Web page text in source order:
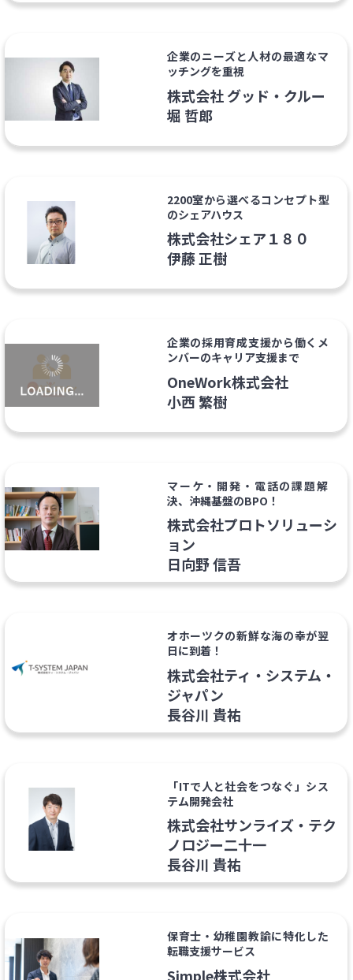
企業のニーズと人材の最適なマ
ッチングを重視
株式会社 グッド・クルー
堀 哲郎
2200室から選べるコンセプト型
のシェアハウス
株式会社シェア１８０
伊藤 正樹
企業の採用育成支援から働くメ
ンバーのキャリア支援まで
OneWork株式会社
小西 繁樹
マーケ・開発・電話の課題解
決、沖縄基盤のBPO！
株式会社プロトソリューシ
ョン
日向野 信吾
オホーツクの新鮮な海の幸が翌
日に到着！
株式会社ティ・システム・
ジャパン
長谷川 貴祐
「ITで人と社会をつなぐ」シス
テム開発会社
株式会社サンライズ・テク
ノロジー二十一
長谷川 貴祐
保育士・幼稚園教諭に特化した
転職支援サービス
Simple株式会社